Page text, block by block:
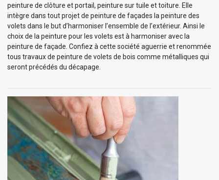
peinture de clôture et portail, peinture sur tuile et toiture. Elle
intègre dans tout projet de peinture de façades la peinture des
volets dans le but d’harmoniser l’ensemble de l’extérieur. Ainsi le
choix de la peinture pour les volets est à harmoniser avec la
peinture de façade. Confiez à cette société aguerrie et renommée
tous travaux de peinture de volets de bois comme métalliques qui
seront précédés du décapage.